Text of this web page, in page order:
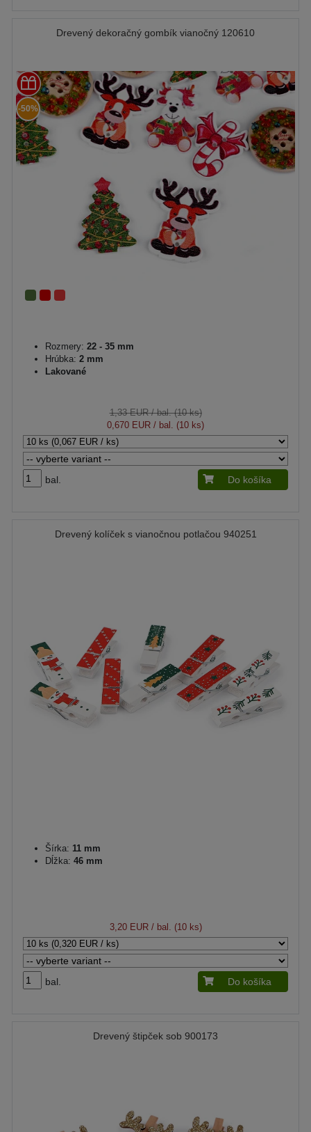
Drevený dekoračný gombík vianočný 120610
-50%
Rozmery: 22 - 35 mm
Hrúbka: 2 mm
Lakované
1,33 EUR/ bal. (10 ks)
0,670 EUR / bal. (10 ks)
bal. Do košíka
Drevený kolíček s vianočnou potlačou 940251
Šírka: 11 mm
Dĺžka: 46 mm
3,20 EUR/ bal. (10 ks)
bal. Do košíka
Drevený štipček sob 900173